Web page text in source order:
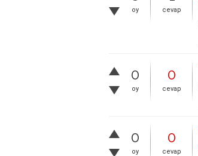
oy cevap
0
oy
0
cevap
0
oy
0
cevap